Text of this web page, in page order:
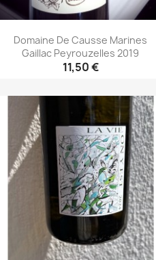
Domaine De Causse Marines
Gaillac Peyrouzelles 2019
11,50 €
Aperçu rapide